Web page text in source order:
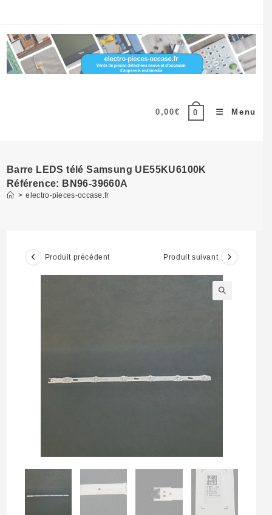
content
0,00€ 0 Menu
Barre LEDS télé Samsung UE55KU6100K
Référence: BN96-39660A
> electro-pieces-occase.fr
Produit précédent Produit suivant